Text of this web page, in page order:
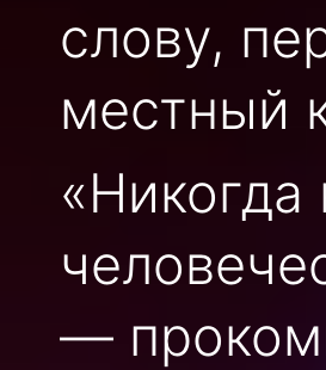
слову,
местный
—